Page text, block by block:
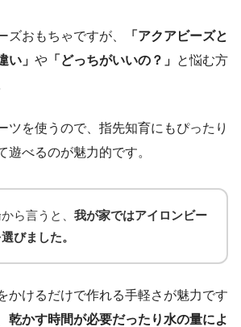
ズおもちゃですが、
「アクアビーズと
い」 や 「どっちがいいの？」 と悩む方
ツを使うので、指先知育にもぴったり
遊べるのが魅力的です。
ら言うと、 我が家ではアイロンビー
びました。
かけるだけで作れる手軽さが魅力です
乾かす時間が必要だったり水の量によ